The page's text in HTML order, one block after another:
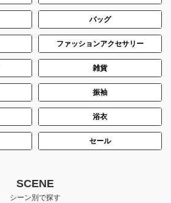
バッグ
ファッションアクセサリー
雑貨
振袖
浴衣
セール
SCENE
シーン別で探す